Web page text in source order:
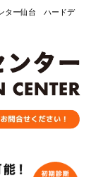
ター仙台 ハードデ